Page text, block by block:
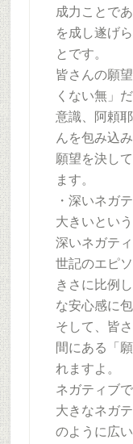
成力ことで
を成し遂げ
とです。
皆さんの願
くない無」
意識、阿頼
んを包み込
願望を決し
ます。
・深いネガ
大きいという
深いネガテ
世記のエピ
きさに比例
な安心感に
そして、皆
間にある「
れますよ。
ネガティブ
大きなネガ
のように広